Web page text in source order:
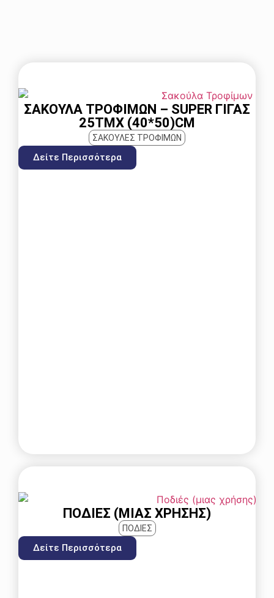
ΣΑΚΟΎΛΑ ΤΡΟΦΊΜΩΝ – SUPER ΓΊΓΑΣ
25ΤΜΧ (40*50)CM
ΣΑΚΟΥΛΕΣ ΤΡΟΦΙΜΩΝ
Δείτε Περισσότερα
ΠΟΔΙΈΣ (ΜΙΑΣ ΧΡΉΣΗΣ)
ΠΟΔΙΕΣ
Δείτε Περισσότερα